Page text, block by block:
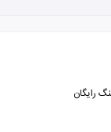
رایگان